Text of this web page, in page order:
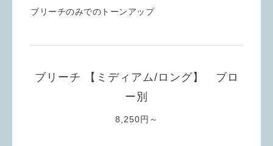
ブリーチのみでのトーンアップ
ブリーチ 【ミディアム/ロング】 ブロ
ー別
8,250円～